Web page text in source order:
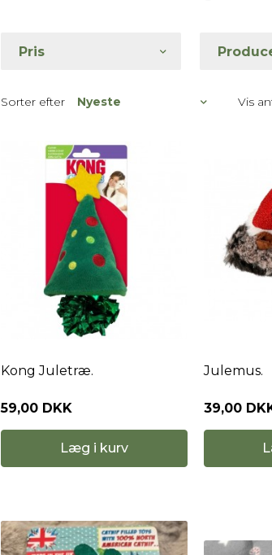
Pris
Sorter efter Vis
Kong Juletræ.
59,00 DKK
Læg i kurv
Julemus.
39,00